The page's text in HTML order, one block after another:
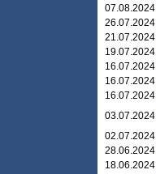
07.08.2024
26.07.2024
21.07.2024
19.07.2024
16.07.2024
16.07.2024
16.07.2024
03.07.2024
02.07.2024
28.06.2024
18.06.2024